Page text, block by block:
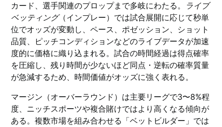
カード、選手関連のプロップまで多岐にわたる。
ライブ
ベッティング（インプレー）では試合展開に応じて秒単
位でオッズが変動し、ペース、ポゼッション、ショット
品質、ピッチコンディションなどのライブデータが加速
度的に価格に織り込まれる。試合の時間経過は得点確率
を圧縮し、残り時間が少ないほど同点・逆転の確率質量
が急減するため、時間価値がオッズに強く表れる。
マージン（オーバーラウンド）は主要リーグで3〜8%程
度、ニッチスポーツや複合賭けではより高くなる傾向が
ある。複数市場を組み合わせる「ベットビルダー」では